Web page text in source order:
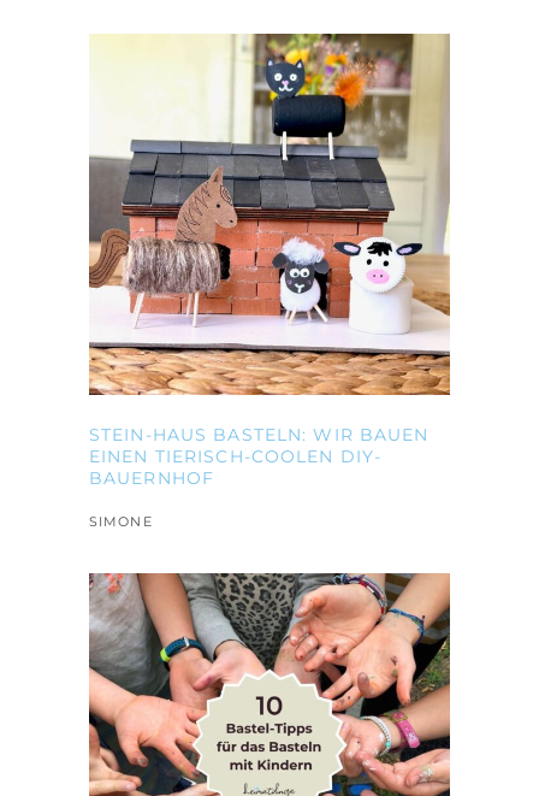
STEIN-HAUS BASTELN: WIR BAUEN
EINEN TIERISCH-COOLEN DIY-
BAUERNHOF
SIMONE